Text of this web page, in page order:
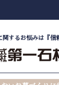
関するお悩みは『